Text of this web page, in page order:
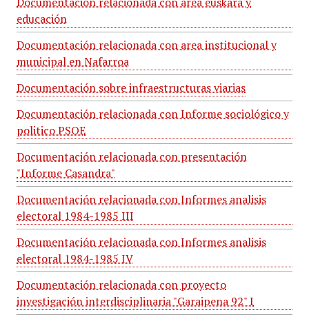
educación
Documentación relacionada con area institucional y
municipal en Nafarroa
Documentación sobre infraestructuras viarias
Documentación relacionada con Informe sociológico y
politico PSOE
Documentación relacionada con presentación
"Informe Casandra"
Documentación relacionada con Informes analisis
electoral 1984-1985 III
Documentación relacionada con Informes analisis
electoral 1984-1985 IV
Documentación relacionada con proyecto
investigación interdisciplinaria "Garaipena 92" I